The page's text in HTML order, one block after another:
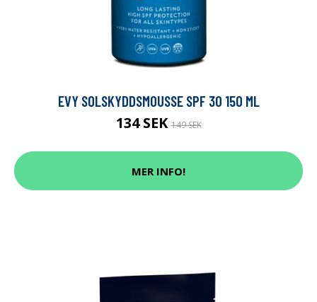
EVY SOLSKYDDSMOUSSE SPF 30 150 ML
134 SEK149 SEK
MER INFO!